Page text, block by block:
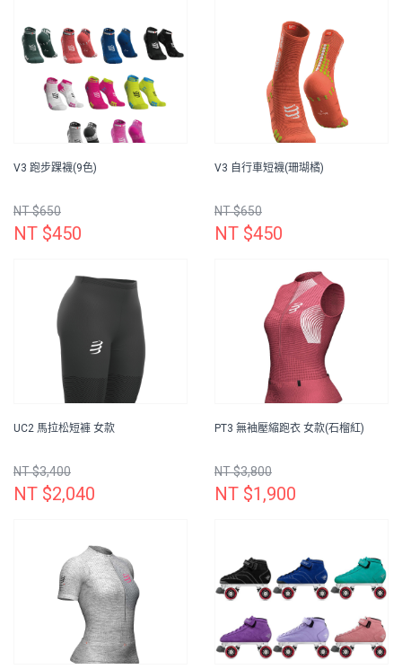
V3 跑步踝襪(9色)
NT $650
NT $450
V3 自行車短襪(珊瑚橘)
NT $650
NT $450
UC2 馬拉松短褲 女款
NT $3,400
NT $2,040
PT3 無袖壓縮跑衣 女款(石榴紅)
NT $3,800
NT $1,900